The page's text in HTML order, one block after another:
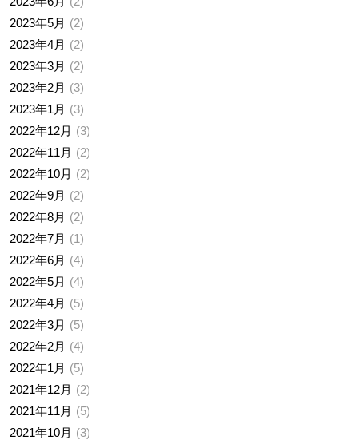
2023年5月
2
2023年4月
2
2023年3月
2
2023年2月
3
2023年1月
3
2022年12月
3
2022年11月
2
2022年10月
2
2022年9月
2
2022年8月
2
2022年7月
1
2022年6月
4
2022年5月
4
2022年4月
5
2022年3月
5
2022年2月
4
2022年1月
5
2021年12月
2
2021年11月
5
2021年10月
3